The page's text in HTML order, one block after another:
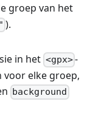
groep van het
).
in het <gpx>-
elke groep,
background